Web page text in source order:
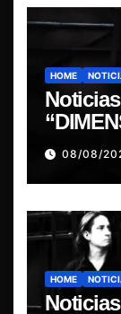
HOME
08/08/
HOME